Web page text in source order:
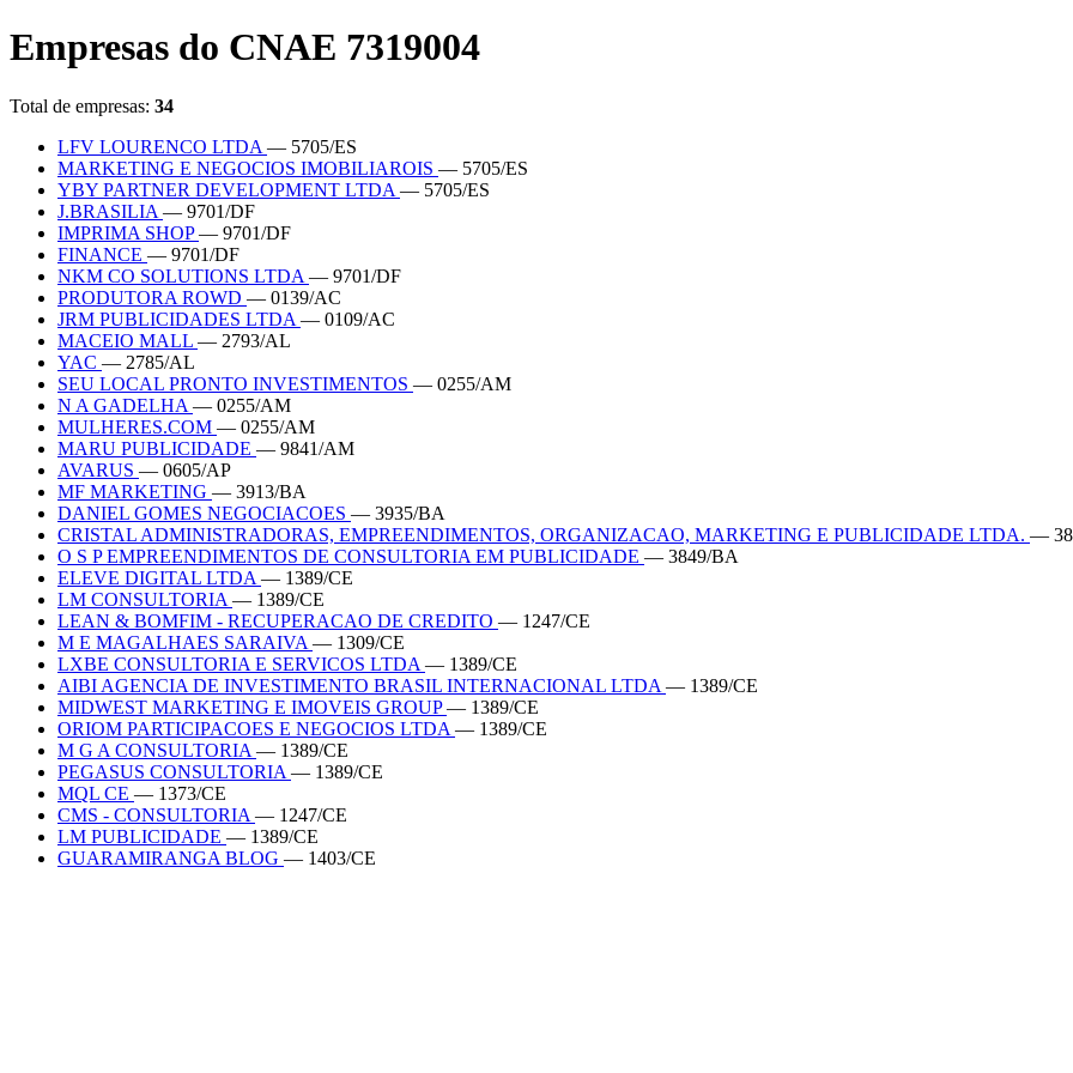
Empresas do CNAE 7319004
Total de empresas: 34
LFV LOURENCO LTDA — 5705/ES
MARKETING E NEGOCIOS IMOBILIAROIS — 5705/ES
YBY PARTNER DEVELOPMENT LTDA — 5705/ES
J.BRASILIA — 9701/DF
IMPRIMA SHOP— 9701/DF
FINANCE — 9701/DF
NKM CO SOLUTIONS LTDA — 9701/DF
PRODUTORA ROWD — 0139/AC
JRM PUBLICIDADES LTDA — 0109/AC
MACEIO MALL — 2793/AL
YAC — 2785/AL
SEU LOCAL PRONTO INVESTIMENTOS — 0255/AM
N A GADELHA — 0255/AM
MULHERES.COM — 0255/AM
MARU PUBLICIDADE — 9841/AM
AVARUS — 0605/AP
MF MARKETING — 3913/BA
DANIEL GOMES NEGOCIACOES — 3935/BA
CRISTAL ADMINISTRADORAS, EMPREENDIMENTOS, ORGANIZACAO, MARKETING E PUBLICIDADE LTDA. —
O S P EMPREENDIMENTOS DE CONSULTORIA EM PUBLICIDADE — 3849/BA
ELEVE DIGITAL LTDA — 1389/CE
LM CONSULTORIA — 1389/CE
LEAN & BOMFIM - RECUPERACAO DE CREDITO — 1247/CE
M E MAGALHAES SARAIVA — 1309/CE
LXBE CONSULTORIA E SERVICOS LTDA — 1389/CE
AIBI AGENCIA DE INVESTIMENTO BRASIL INTERNACIONAL LTDA — 1389/CE
MIDWEST MARKETING E IMOVEIS GROUP— 1389/CE
ORIOM PARTICIPACOES E NEGOCIOS LTDA — 1389/CE
M G A CONSULTORIA — 1389/CE
PEGASUS CONSULTORIA — 1389/CE
MQL CE — 1373/CE
CMS - CONSULTORIA — 1247/CE
LM PUBLICIDADE — 1389/CE
GUARAMIRANGA BLOG — 1403/CE